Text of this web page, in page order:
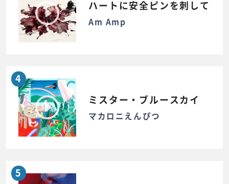
ハートに安全ピンを刺して
Am Amp
4
ミスター・ブルースカイ
マカロニえんぴつ
5